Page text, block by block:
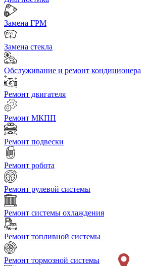
Замена ГРМ
Замена стекла
Обслуживание и ремонт кондиционера
Ремонт двигателя
Ремонт МКПП
Ремонт подвески
Ремонт робота
Ремонт рулевой системы
Ремонт системы охлаждения
Ремонт топливной системы
Ремонт тормозной системы